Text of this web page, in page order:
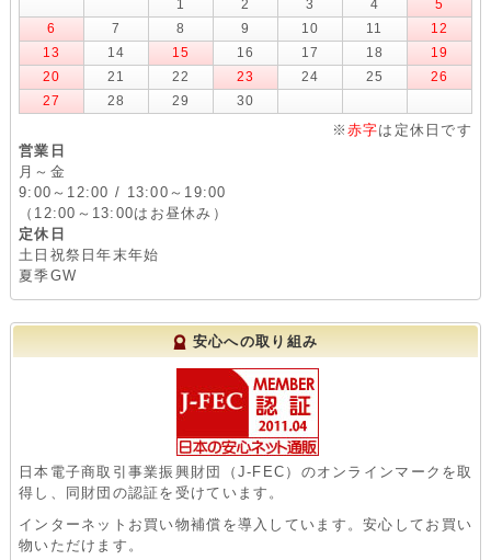
1 2 3 4
5
6
7 8 9 10 11
12
13
14 15 16 17 18
19
20
21 22 23 24 25
26
27
28 29 30
※ 赤字は定休日です
営業日
月～金
9:00～12:00 / 13:00～19:00
（12:00～13:00はお昼休み）
定休日
土日祝祭日年末年始
夏季GW
安心への取り組み
日本電子商取引事業振興財団（J-FEC）のオンラインマークを取
得し、同財団の認証を受けています。
インターネットお買い物補償を導入しています。安心してお買い
物いただけます。